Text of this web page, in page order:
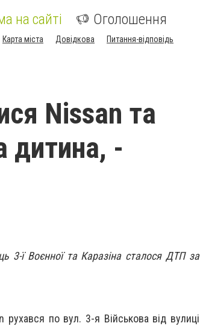
на сайті Оголошення
Карта міста Довідкова Питання-відповідь
Nissan та
дитина, -
3-ї Воєнної та Каразіна сталося ДТП за
по вул. 3-я Військова від вулиці